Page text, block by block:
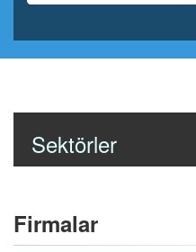
Sektörler
Firmalar